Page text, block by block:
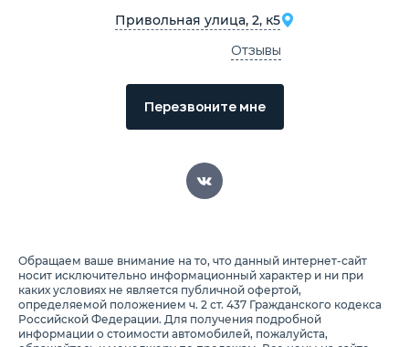
Привольная улица, 2, к5
Отзывы
Перезвоните мне
Обращаем ваше внимание на то, что данный интернет-сайт
носит исключительно информационный характер и ни при
каких условиях не является публичной офертой,
определяемой положением ч. 2 ст. 437 Гражданского кодекса
Российской Федерации. Для получения подробной
информации о стоимости автомобилей, пожалуйста,